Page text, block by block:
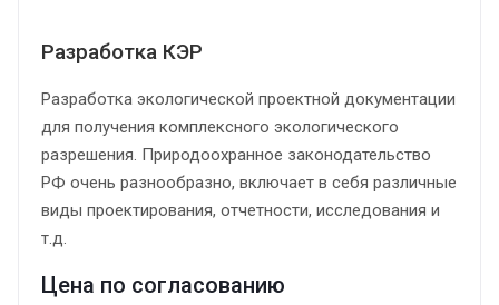
Разработка КЭР
Разработка экологической проектной документации
для получения комплексного экологического
разрешения. Природоохранное законодательство
РФ очень разнообразно, включает в себя различные
виды проектирования, отчетности, исследования и
т.д.
Цена по согласованию